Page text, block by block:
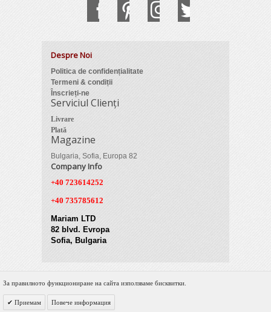
Despre Noi
Politica de confidențialitate
Termeni & condiții
Înscrieți-ne
Serviciul Clienți
Livrare
Plată
Magazine
Bulgaria, Sofia, Europa 82
Company Info
+40 723614252
+40 735785612
Mariam LTD
82 blvd. Evropa
Sofia, Bulgaria
© 2012 Zimber Tools. All Rights Reserved.
За правилното функциониране на сайта използваме бисквитки.
Приемам Повече информация
Powered by DigiNET